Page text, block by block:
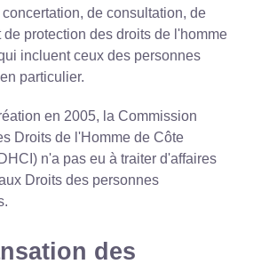
de consultation, de
de protection des droits de l'homme
incluent ceux des personnes
particulier.
en 2005, la Commission
Droits de l'Homme de Côte
n'a pas eu à traiter d'affaires
Droits des personnes
des